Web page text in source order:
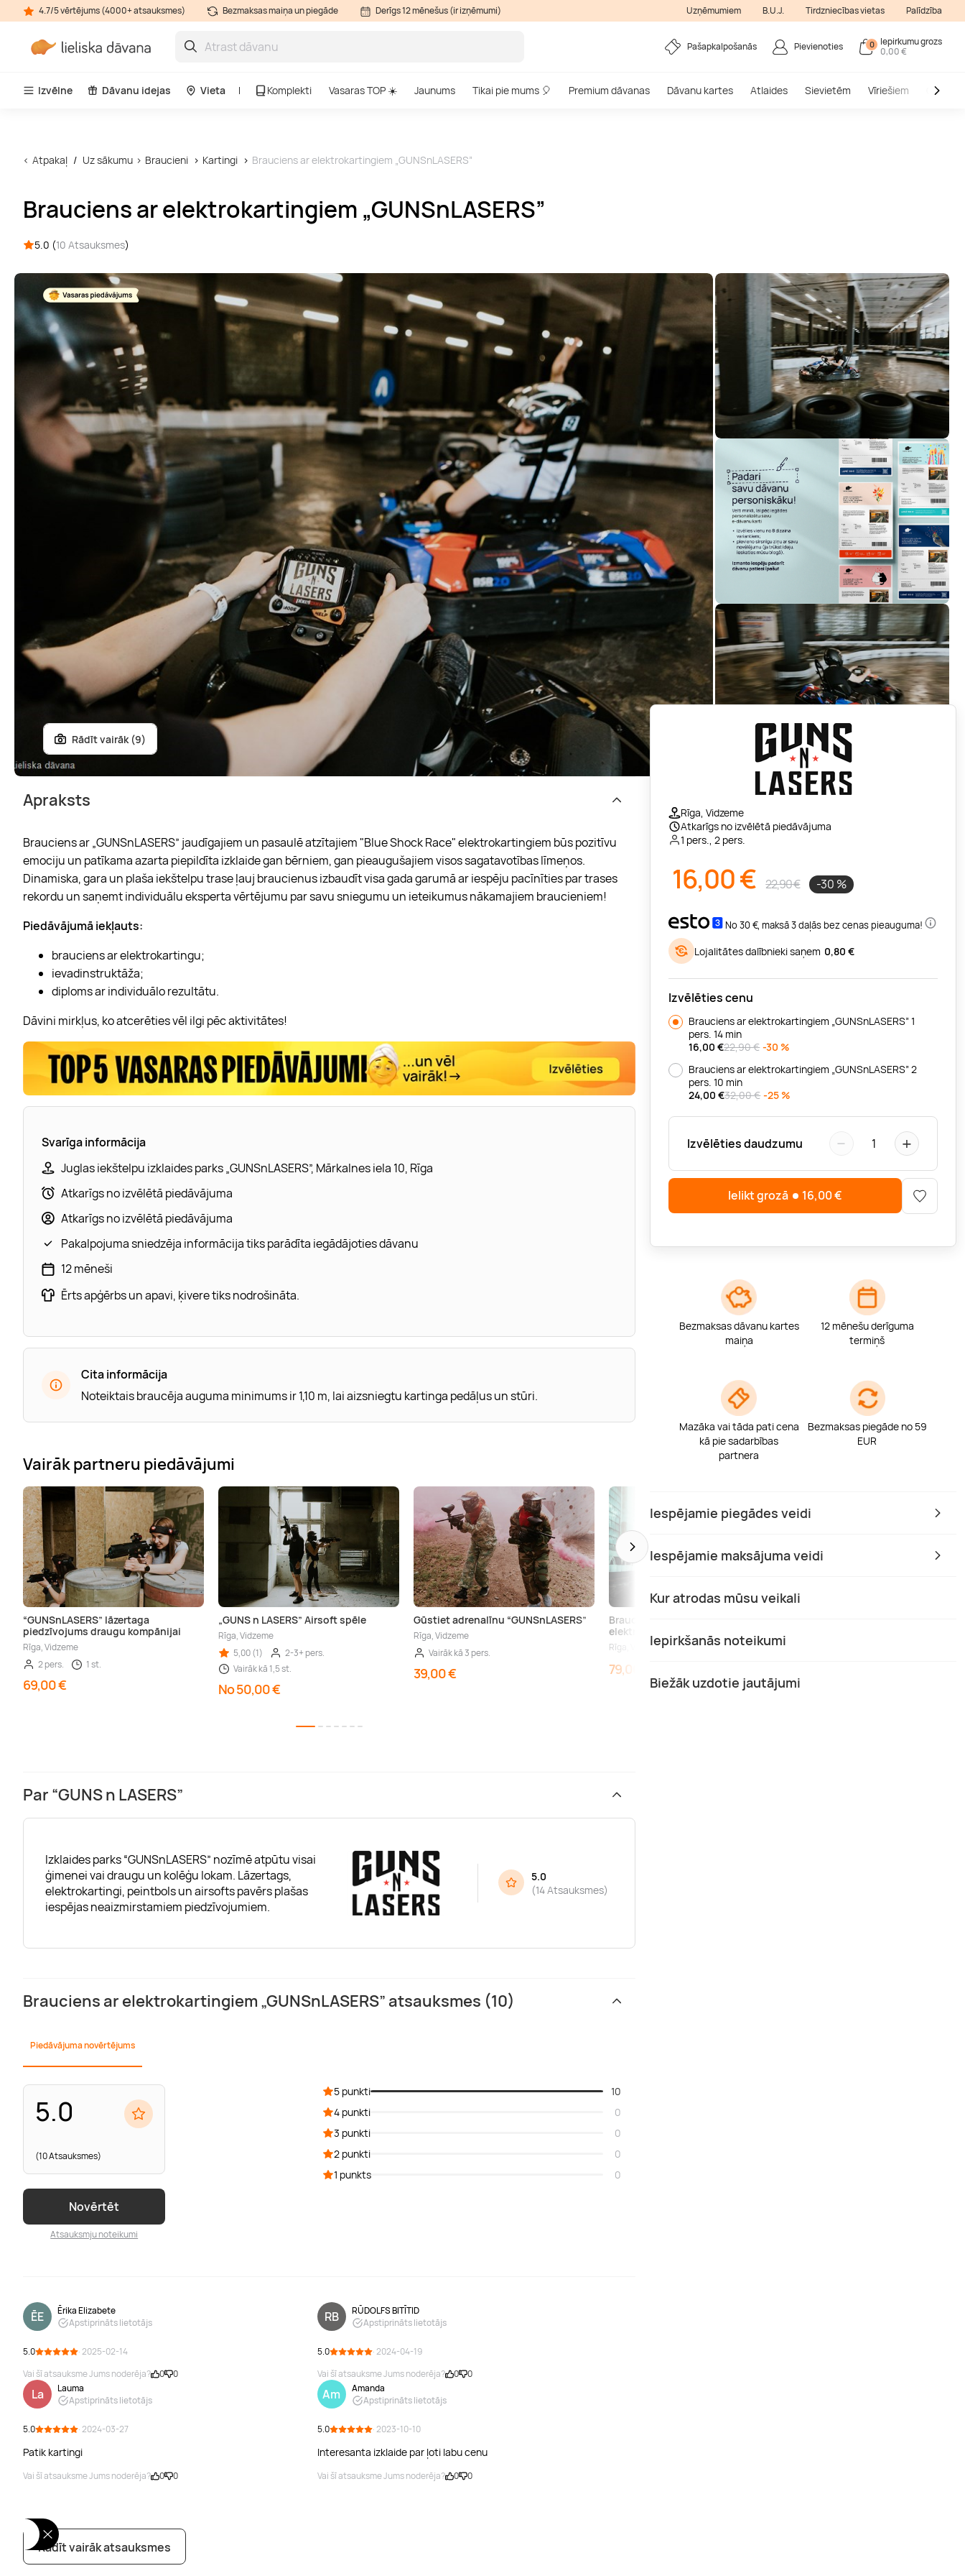
4.7/5 vērtējums (4000+ atsauksmes) Bezmaksas maiņa un piegāde Derīgs 12 mēnešus (ir izņēmumi) Uzņēmumiem B.U.J. Tirdzniecības vietas Palīdzība
Pašapkalpošanās Pievienoties 0
Iepirkumu grozs
0,00 €
Izvēlne Dāvanu idejas Vieta Komplekti Vasaras TOP ☀️ Jaunums Tikai pie mums 🎈 Premium dāvanas Dāvanu kartes Atlaides Sievietēm Vīriešiem Outlet
Atpakaļ Uz sākumu Braucieni Kartingi Brauciens ar elektrokartingiem „GUNSnLASERS”
Brauciens ar elektrokartingiem „GUNSnLASERS”
5.0 (10 Atsauksmes)
Rādīt vairāk (9)
Rīga, Vidzeme
Atkarīgs no izvēlētā piedāvājuma
1 pers., 2 pers.
16,00€ 22,90 € -30 %
No 30 €, maksā 3 daļās bez cenas pieauguma!
Lojalitātes dalībnieki saņem 0,80 €
Izvēlēties cenu
Brauciens ar elektrokartingiem „GUNSnLASERS” 1
pers. 14 min
16,00 €22,90 € -30 %
Brauciens ar elektrokartingiem „GUNSnLASERS” 2
pers. 10 min
24,00 €32,00 € -25 %
Izvēlēties daudzumu − 1 +
Ielikt grozā 16,00€
Bezmaksas dāvanu kartes
maiņa
12 mēnešu derīguma
termiņš
Mazāka vai tāda pati cena
kā pie sadarbības
partnera
Bezmaksas piegāde no 59
EUR
Iespējamie piegādes veidi
Iespējamie maksājuma veidi
Kur atrodas mūsu veikali
Iepirkšanās noteikumi
Biežāk uzdotie jautājumi
Apraksts
Brauciens ar „GUNSnLASERS” jaudīgajiem un pasaulē atzītajiem "Blue Shock Race" elektrokartingiem būs pozitīvu
emociju un patīkama azarta piepildīta izklaide gan bērniem, gan pieaugušajiem visos sagatavotības līmeņos.
Dinamiska, gara un plaša iekštelpu trase ļauj braucienus izbaudīt visa gada garumā ar iespēju pacīnīties par trases
rekordu un saņemt individuālu eksperta vērtējumu par savu sniegumu un ieteikumus nākamajiem braucieniem!
Piedāvājumā iekļauts:
brauciens ar elektrokartingu;
ievadinstruktāža;
diploms ar individuālo rezultātu.
Dāvini mirkļus, ko atcerēties vēl ilgi pēc aktivitātes!
Svarīga informācija
Juglas iekštelpu izklaides parks „GUNSnLASERS”, Mārkalnes iela 10, Rīga
Atkarīgs no izvēlētā piedāvājuma
Atkarīgs no izvēlētā piedāvājuma
Pakalpojuma sniedzēja informācija tiks parādīta iegādājoties dāvanu
12 mēneši
Ērts apģērbs un apavi, ķivere tiks nodrošināta.
Cita informācija
Noteiktais braucēja auguma minimums ir 1,10 m, lai aizsniegtu kartinga pedāļus un stūri.
Vairāk partneru piedāvājumi
“GUNSnLASERS” lāzertaga
piedzīvojums draugu kompānijai
Rīga, Vidzeme
2 pers.
1 st.
69,00 €
„GUNS n LASERS” Airsoft spēle
Rīga, Vidzeme
5,00 (1)
2-3+ pers.
Vairāk kā 1,5 st.
No 50,00 €
Gūstiet adrenalīnu “GUNSnLASERS”
Rīga, Vidzeme
Vairāk kā 3 pers.
39,00 €
Brauciens ar jaudīgiem
elektrokartingiem
Rīga, Vidzeme
79,00 €
Par “GUNS n LASERS”
Izklaides parks “GUNSnLASERS” nozīmē atpūtu visai
ģimenei vai draugu un kolēģu lokam. Lāzertags,
elektrokartingi, peintbols un airsofts pavērs plašas
iespējas neaizmirstamiem piedzīvojumiem.
5.0
(14 Atsauksmes)
Brauciens ar elektrokartingiem „GUNSnLASERS” atsauksmes (10)
Piedāvājuma novērtējums
5.0
(10 Atsauksmes)
Novērtēt
Atsauksmju noteikumi
5 punkti
10
4 punkti
0
3 punkti
0
2 punkti
0
1 punkts
0
ĒE
Ērika Elizabete
Apstiprināts lietotājs
5.0
· 2025-02-14
Vai šī atsauksme Jums noderēja?
0 0
RB
RŪDOLFS BITĪTID
Apstiprināts lietotājs
5.0
· 2024-04-19
Vai šī atsauksme Jums noderēja?
0 0
La
Lauma
Apstiprināts lietotājs
5.0 · 2024-03-27
Patik kartingi
Vai šī atsauksme Jums noderēja? 0 0
Am
Amanda
Apstiprināts lietotājs
5.0 · 2023-10-10
Interesanta izklaide par ļoti labu cenu
Vai šī atsauksme Jums noderēja? 0 0
Rādīt vairāk atsauksmes